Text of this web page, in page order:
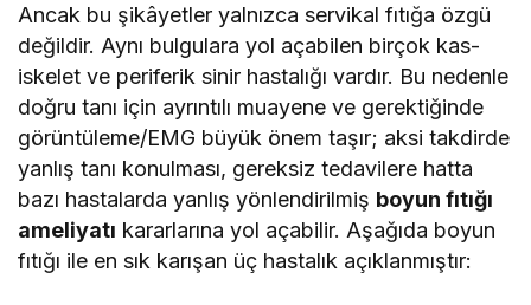
Ancak bu şikâyetler yalnızca servikal fıtığa özgü
değildir. Aynı bulgulara yol açabilen birçok kas-
iskelet ve periferik sinir hastalığı vardır. Bu nedenle
doğru tanı için ayrıntılı muayene ve gerektiğinde
görüntüleme/EMG büyük önem taşır; aksi takdirde
yanlış tanı konulması, gereksiz tedavilere hatta
bazı hastalarda yanlış yönlendirilmiş boyun fıtığı
ameliyatı kararlarına yol açabilir. Aşağıda boyun
fıtığı ile en sık karışan üç hastalık açıklanmıştır: